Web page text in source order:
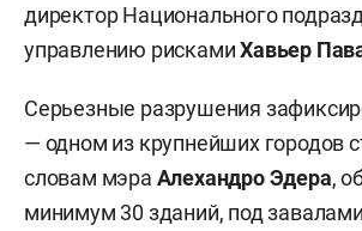
директор Национального
управлению рискамиХавьер
Серьезные разрушения
— одном из крупнейших городов
словам мэра Алехандро Эдера,
минимум 30 зданий, под